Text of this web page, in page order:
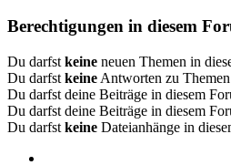
Berechtigungen in diesem
Du darfst keine neuen Themen in
Du darfst keine Antworten zu
Du darfst deine Beiträge in diesem
Du darfst deine Beiträge in diesem
Du darfst keine Dateianhänge in